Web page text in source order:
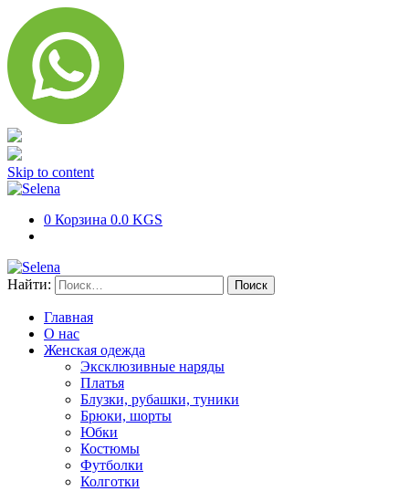
Skip to content
0 Корзина 0.0 KGS
Найти:
Главная
О нас
Женская одежда
Эксклюзивные наряды
Платья
Блузки, рубашки, туники
Брюки, шорты
Юбки
Костюмы
Футболки
Колготки